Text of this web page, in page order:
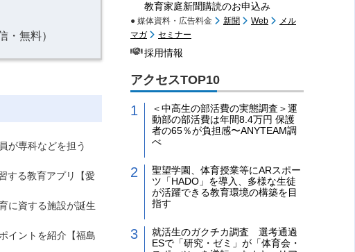
・無料）
が専科などを担う
する教育アプリ【愛
に資する施設が誕生
イントを紹介【福島
教育家庭新聞購読のお申込み
● 媒体資料・広告料金 新聞 Web
メル
マガ
セミナー
採用情報
アクセスTOP10
＜中高生の部活費の実態調査＞運
動部の部活費は年間8.4万円 保護
者の65％が負担感〜ANYTEAM調
べ
聖望学園、体育授業等にARスポー
ツ「HADO」を導入、多様な生徒
が活躍できる教育環境の構築を目
指す
就活生のガクチカ調査 選考通過
ESで「研究・ゼミ」が「体育会・